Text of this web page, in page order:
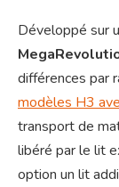
Développé sur
différences par
modèles H3
transport de
libéré par le lit
option un lit